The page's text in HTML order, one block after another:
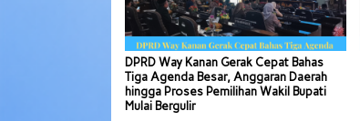
DPRD Way Kanan Gerak Cepat Bahas
Tiga Agenda Besar, Anggaran Daerah
hingga Proses Pemilihan Wakil Bupati
Mulai Bergulir